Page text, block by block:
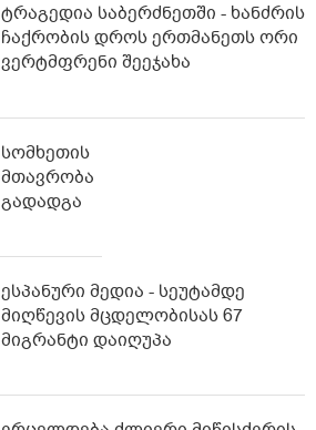
ტრაგედია საბერძნეთში - ხანძრის
ჩაქრობის დროს ერთმანეთს ორი
ვერტმფრენი შეეჯახა
სომხეთის
მთავრობა
გადადგა
ესპანური მედია - სეუტამდე
მიღწევის მცდელობისას 67
მიგრანტი დაიღუპა